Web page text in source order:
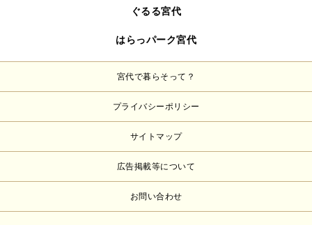
ぐるる宮代
はらっパーク宮代
宮代で暮らそって？
プライバシーポリシー
サイトマップ
広告掲載等について
お問い合わせ